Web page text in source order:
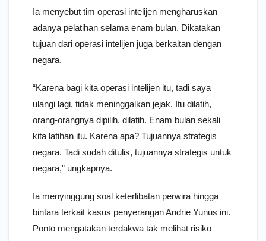
Ia menyebut tim operasi intelijen mengharuskan
adanya pelatihan selama enam bulan. Dikatakan
tujuan dari operasi intelijen juga berkaitan dengan
negara.
“Karena bagi kita operasi intelijen itu, tadi saya
ulangi lagi, tidak meninggalkan jejak. Itu dilatih,
orang-orangnya dipilih, dilatih. Enam bulan sekali
kita latihan itu. Karena apa? Tujuannya strategis
negara. Tadi sudah ditulis, tujuannya strategis untuk
negara,” ungkapnya.
Ia menyinggung soal keterlibatan perwira hingga
bintara terkait kasus penyerangan Andrie Yunus ini.
Ponto mengatakan terdakwa tak melihat risiko